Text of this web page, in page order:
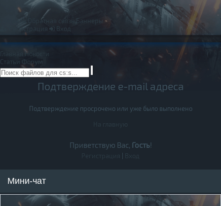
Обратная связь
Баннеры
Регистрация
Вход
Главная
Новости
Статьи Форум
Подтверждение e-mail адреса
Подтверждение просрочено или уже было выполнено
Приветствую Вас, Гость!
Мини-чат